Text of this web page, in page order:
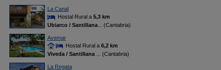
La Canal
Hostal Rural a 5,3 km
Ubiarco / Santillana... (Cantabria)
Avemar
Hostal Rural a 6,2 km
Viveda / Santillana
... (Cantabria)
La Regata